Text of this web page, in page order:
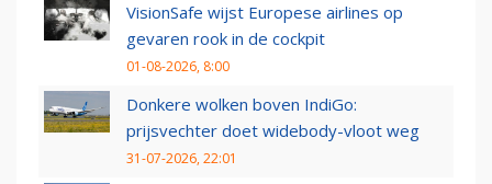
VisionSafe wijst Europese airlines op
gevaren rook in de cockpit
01-08-2026, 8:00
Donkere wolken boven IndiGo:
prijsvechter doet widebody-vloot weg
31-07-2026, 22:01